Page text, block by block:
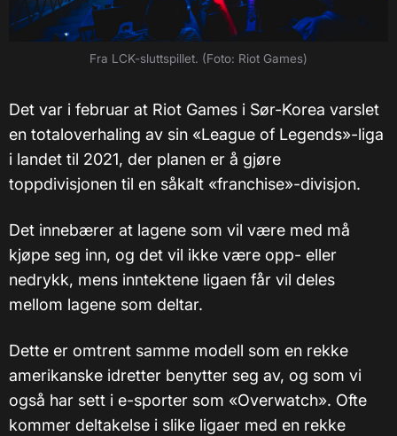
Fra LCK-sluttspillet. (Foto: Riot Games)
Det var i februar at Riot Games i Sør-Korea varslet
en totaloverhaling av sin «League of Legends»-liga
i landet til 2021, der planen er å gjøre
toppdivisjonen til en såkalt «franchise»-divisjon.
Det innebærer at lagene som vil være med må
kjøpe seg inn, og det vil ikke være opp- eller
nedrykk, mens inntektene ligaen får vil deles
mellom lagene som deltar.
Dette er omtrent samme modell som en rekke
amerikanske idretter benytter seg av, og som vi
også har sett i e-sporter som «Overwatch». Ofte
kommer deltakelse i slike ligaer med en rekke